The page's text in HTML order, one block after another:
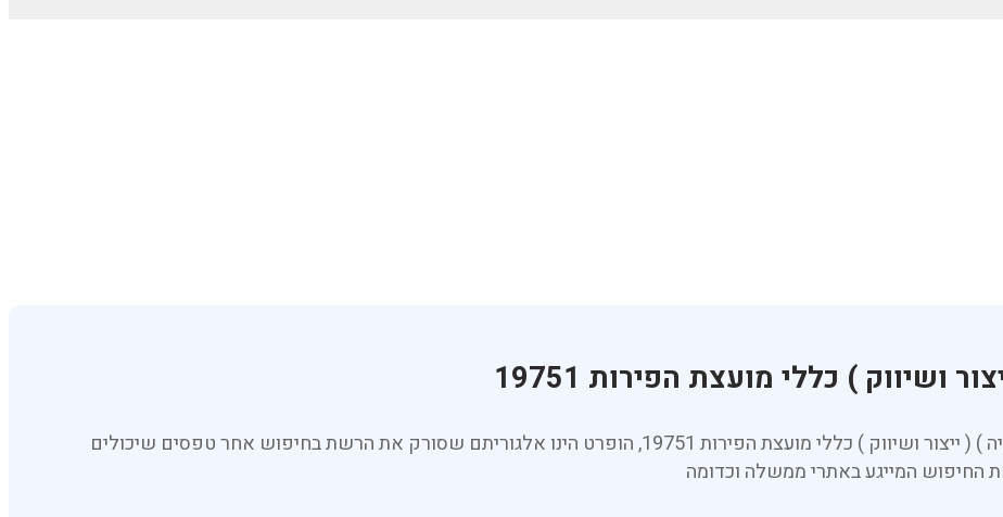
) כללי מועצת הפירות 19751
הינך בעמוד אשר מציג את דרכי שיווק פירות לתעשיה ) ( ייצור ושיווק ) כללי מועצת הפירות 19751, הופרט הינו אלגוריתם שסורק את הרשת בחיפוש אחר טפסים שיכולים
החיפוש המייגע באתרי ממשלה וכדומה